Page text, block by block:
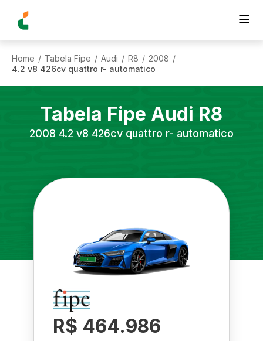
Home / Tabela Fipe / Audi / R8 / 2008 /
4.2 v8 426cv quattro r- automatico
Tabela Fipe Audi R8
2008 4.2 v8 426cv quattro r- automatico
R$ 464.986